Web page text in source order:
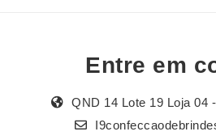
Entre em
QND 14 Lote 19 Loja 04